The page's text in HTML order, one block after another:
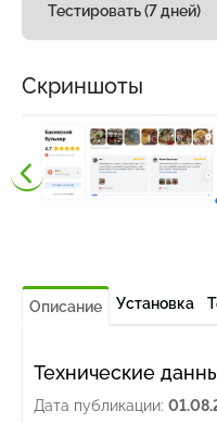
Тестировать (7 дней)
Скриншоты
Описание Установка
Технические
Дата публикации: